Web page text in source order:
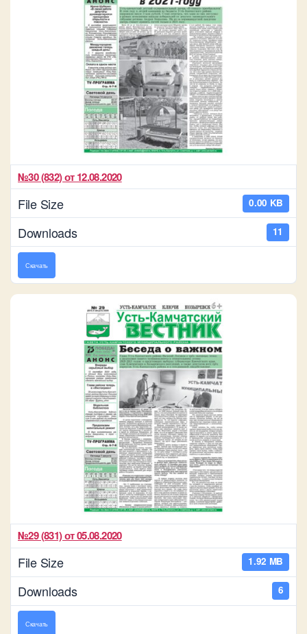
№30 (832) от 12.08.2020
File Size 0.00 KB
Downloads 11
Скачать
№29 (831) от 05.08.2020
File Size 1.92 MB
Downloads 6
Скачать